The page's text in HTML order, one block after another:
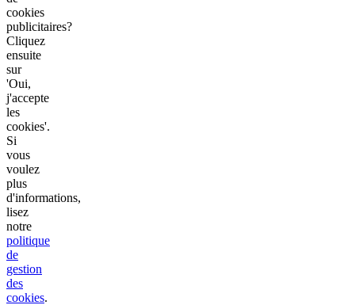
cookies
publicitaires?
Cliquez
ensuite
sur
'Oui,
j'accepte
les
cookies'.
Si
vous
voulez
plus
d'informations,
lisez
notre
politique
de
gestion
des
cookies.